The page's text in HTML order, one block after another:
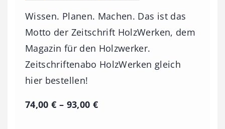
Wissen. Planen. Machen. Das ist das
Motto der Zeitschrift HolzWerken, dem
Magazin für den Holzwerker.
Zeitschriftenabo HolzWerken gleich
hier bestellen!
74,00€ – 93,00 €P